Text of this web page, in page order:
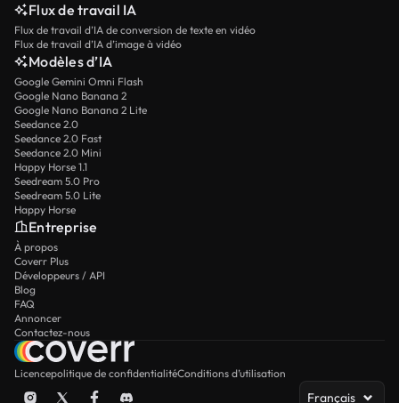
Flux de travail IA
Flux de travail d’IA de conversion de texte en vidéo
Flux de travail d’IA d’image à vidéo
Modèles d’IA
Google Gemini Omni Flash
Google Nano Banana 2
Google Nano Banana 2 Lite
Seedance 2.0
Seedance 2.0 Fast
Seedance 2.0 Mini
Happy Horse 1.1
Seedream 5.0 Pro
Seedream 5.0 Lite
Happy Horse
Entreprise
À propos
Coverr Plus
Développeurs / API
Blog
FAQ
Annoncer
Contactez-nous
Licencepolitique de confidentialitéConditions d’utilisation
Français